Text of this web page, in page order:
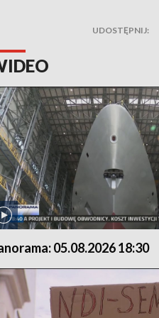
UDOSTĘPNIJ:
05.08.2026 18:30